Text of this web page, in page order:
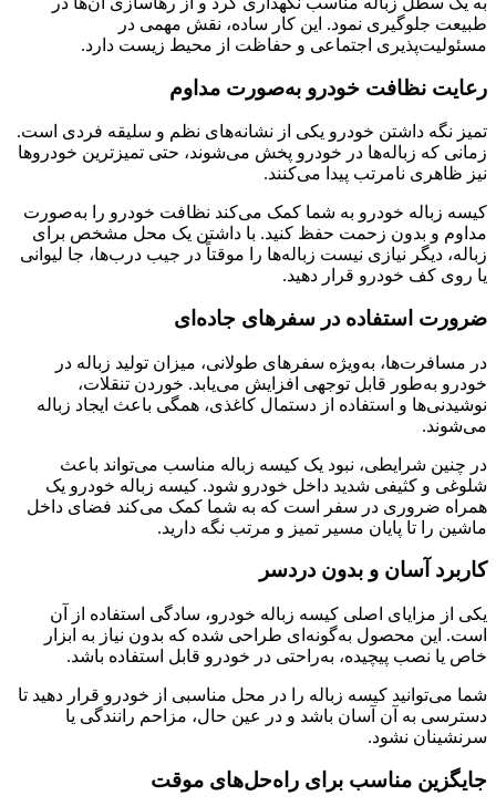
طبیعت جلوگیری نمود. این کار ساده، نقش مهمی در
مسئولیت‌پذیری اجتماعی و حفاظت از محیط زیست دارد.
رعایت نظافت خودرو به‌صورت مداوم
تمیز نگه داشتن خودرو یکی از نشانه‌های نظم و سلیقه فردی است.
زمانی که زباله‌ها در خودرو پخش می‌شوند، حتی تمیزترین خودروها
نیز ظاهری نامرتب پیدا می‌کنند.
کیسه زباله خودرو به شما کمک می‌کند نظافت خودرو را به‌صورت
مداوم و بدون زحمت حفظ کنید. با داشتن یک محل مشخص برای
زباله، دیگر نیازی نیست زباله‌ها را موقتاً در جیب درب‌ها، جا لیوانی
یا روی کف خودرو قرار دهید.
ضرورت استفاده در سفرهای جاده‌ای
در مسافرت‌ها، به‌ویژه سفرهای طولانی، میزان تولید زباله در
خودرو به‌طور قابل توجهی افزایش می‌یابد. خوردن تنقلات،
نوشیدنی‌ها و استفاده از دستمال کاغذی، همگی باعث ایجاد زباله
می‌شوند.
در چنین شرایطی، نبود یک کیسه زباله مناسب می‌تواند باعث
شلوغی و کثیفی شدید داخل خودرو شود. کیسه زباله خودرو یک
همراه ضروری در سفر است که به شما کمک می‌کند فضای داخل
ماشین را تا پایان مسیر تمیز و مرتب نگه دارید.
کاربرد آسان و بدون دردسر
یکی از مزایای اصلی کیسه زباله خودرو، سادگی استفاده از آن
است. این محصول به‌گونه‌ای طراحی شده که بدون نیاز به ابزار
خاص یا نصب پیچیده، به‌راحتی در خودرو قابل استفاده باشد.
شما می‌توانید کیسه زباله را در محل مناسبی از خودرو قرار دهید تا
دسترسی به آن آسان باشد و در عین حال، مزاحم رانندگی یا
سرنشینان نشود.
جایگزین مناسب برای راه‌حل‌های موقت